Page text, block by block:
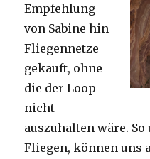
Empfehlung
von Sabine hin
Fliegennetze
gekauft, ohne
die der Loop
nicht
auszuhalten wäre.
Fliegen, können uns